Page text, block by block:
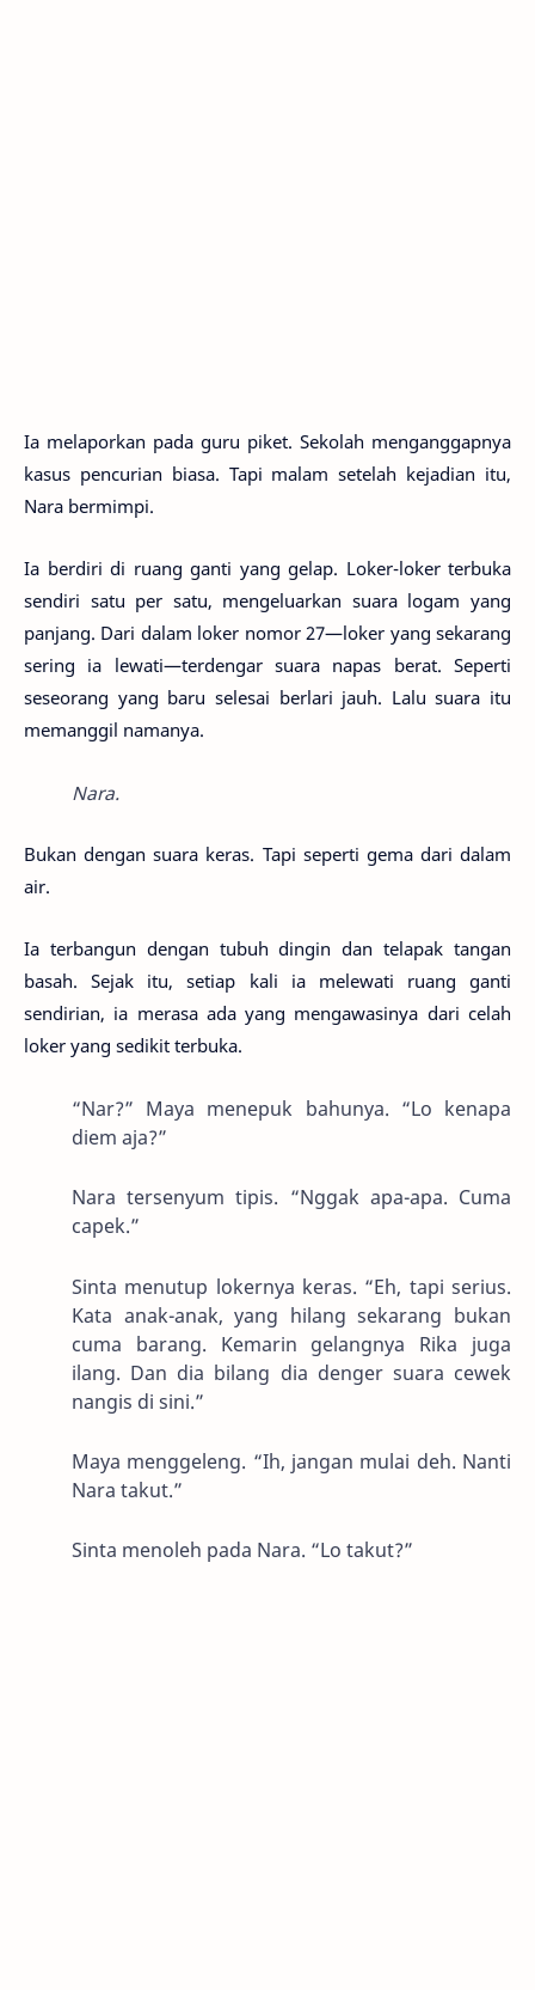
Ia melaporkan pada guru piket. Sekolah menganggapnya
kasus pencurian biasa. Tapi malam setelah kejadian itu,
Nara bermimpi.
Ia berdiri di ruang ganti yang gelap. Loker-loker terbuka
sendiri satu per satu, mengeluarkan suara logam yang
panjang. Dari dalam loker nomor 27—loker yang sekarang
sering ia lewati—terdengar suara napas berat. Seperti
seseorang yang baru selesai berlari jauh. Lalu suara itu
memanggil namanya.
Nara.
Bukan dengan suara keras. Tapi seperti gema dari dalam
air.
Ia terbangun dengan tubuh dingin dan telapak tangan
basah. Sejak itu, setiap kali ia melewati ruang ganti
sendirian, ia merasa ada yang mengawasinya dari celah
loker yang sedikit terbuka.
“Nar?” Maya menepuk bahunya. “Lo kenapa
diem aja?”
Nara tersenyum tipis. “Nggak apa-apa. Cuma
capek.”
Sinta menutup lokernya keras. “Eh, tapi serius.
Kata anak-anak, yang hilang sekarang bukan
cuma barang. Kemarin gelangnya Rika juga
ilang. Dan dia bilang dia denger suara cewek
nangis di sini.”
Maya menggeleng. “Ih, jangan mulai deh. Nanti
Nara takut.”
Sinta menoleh pada Nara. “Lo takut?”